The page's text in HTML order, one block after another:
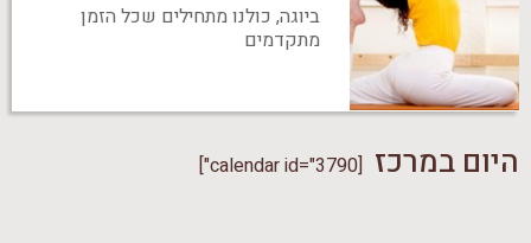
ביוגה, כולנו מתחילים שכל הזמן
מתקדמים
היום במרכז [calendar id="3790"]